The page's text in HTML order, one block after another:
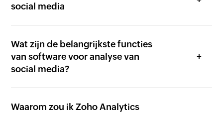
social media
Wat zijn de belangrijkste functies
van software voor analyse van
social media?
Waarom zou ik Zoho Analytics